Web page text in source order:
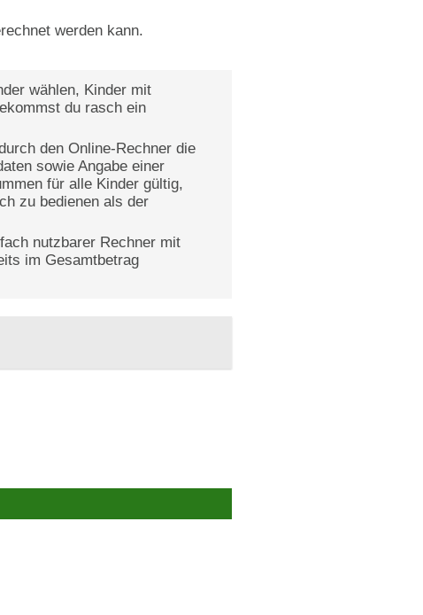
werden kann.
wählen, Kinder mit
du rasch ein
den Online-Rechner die
sowie Angabe einer
für alle Kinder gültig,
zu bedienen als der
nutzbarer Rechner mit
im Gesamtbetrag